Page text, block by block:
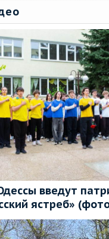
введут
ястреб»